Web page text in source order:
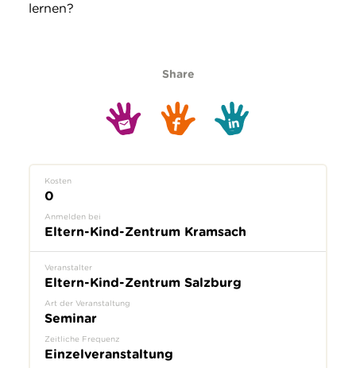
lernen?
Share
Kosten
0
Anmelden bei
Eltern-Kind-Zentrum Kramsach
Veranstalter
Eltern-Kind-Zentrum Salzburg
Art der Veranstaltung
Seminar
Zeitliche Frequenz
Einzelveranstaltung